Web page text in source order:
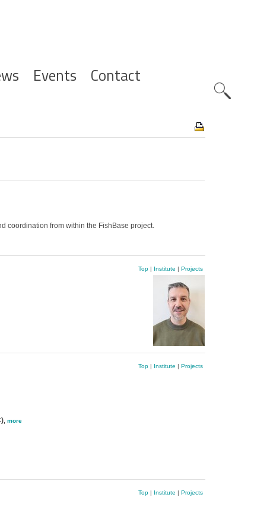
Events Contact
coordination from within the FishBase project.
Top| Institute | Projects
Top| Institute | Projects
, more
Top| Institute | Projects